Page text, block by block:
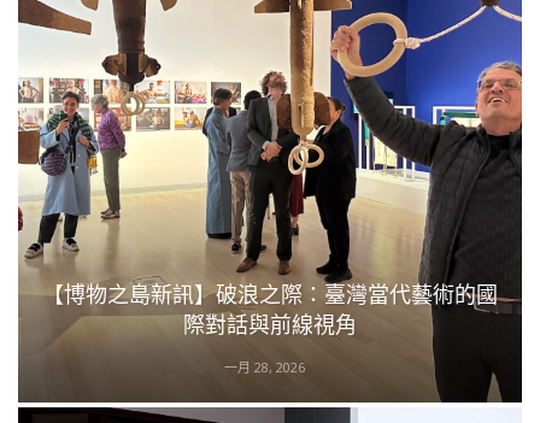
【博物之島新訊】破浪之際：臺灣當代藝術的國
際對話與前線視角
一月 28, 2026